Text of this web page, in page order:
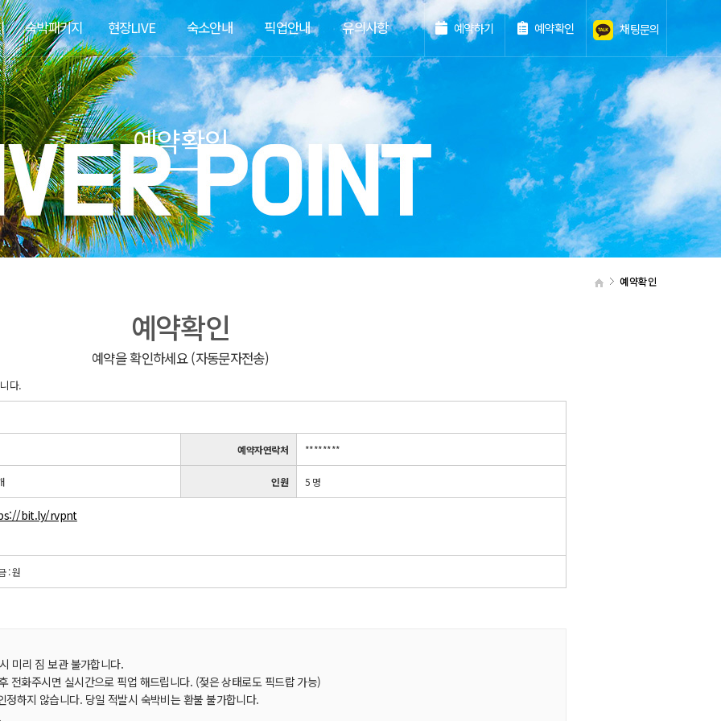
숙박패키지 현장LIVE 숙소안내 픽업안내 유의사항 예약하기 예약확인 채팅문의
예약확인
예약확인
예약확인
예약을 확인하세요 (자동문자전송)
다.
예약자연락처 ********
인원 5 명
bit.ly/rvpnt
: 원
미리 짐 보관 불가합니다.
전화주시면 실시간으로 픽업 해드립니다. (젖은 상태로도 픽드랍 가능)
정하지 않습니다. 당일 적발시 숙박비는 환불 불가합니다.